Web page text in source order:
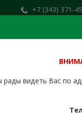
+7 (343) 371-
видеть Вас по